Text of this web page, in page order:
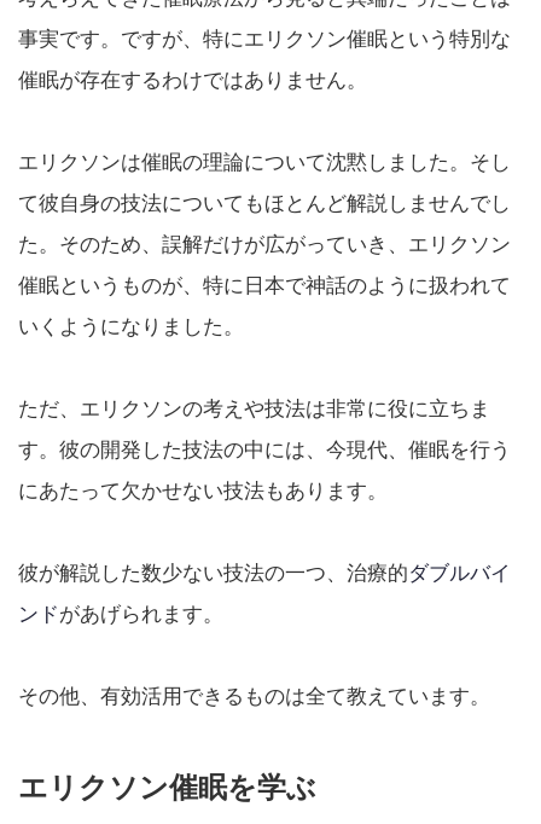
事実です。ですが、特にエリクソン催眠という特別な
催眠が存在するわけではありません。
エリクソンは催眠の理論について沈黙しました。そし
て彼自身の技法についてもほとんど解説しませんでし
た。そのため、誤解だけが広がっていき、エリクソン
催眠というものが、特に日本で神話のように扱われて
いくようになりました。
ただ、エリクソンの考えや技法は非常に役に立ちま
す。彼の開発した技法の中には、今現代、催眠を行う
にあたって欠かせない技法もあります。
彼が解説した数少ない技法の一つ、治療的ダブルバイ
ンドがあげられます。
その他、有効活用できるものは全て教えています。
エリクソン催眠を学ぶ